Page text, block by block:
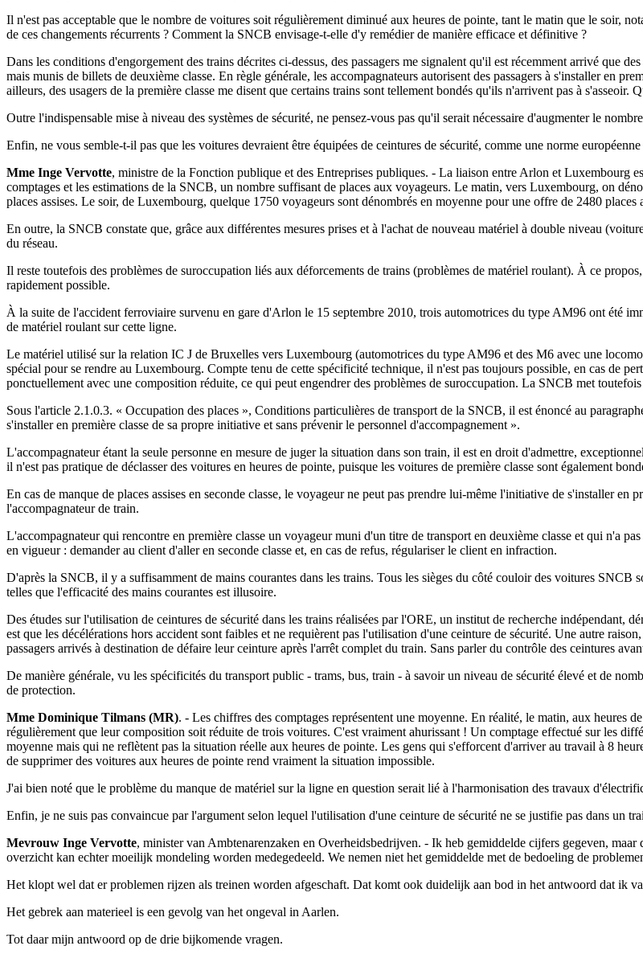
Il n'est pas acceptable que le nombre de voitures soit régulièrement diminué aux heures de pointe, tant le matin que le soir,
de ces changements récurrents ? Comment la SNCB envisage-t-elle d'y remédier de manière efficace et définitive ?
Dans les conditions d'engorgement des trains décrites ci-dessus, des passagers me signalent qu'il est récemment arrivé que
mais munis de billets de deuxième classe. En règle générale, les accompagnateurs autorisent des passagers à s'installer en
ailleurs, des usagers de la première classe me disent que certains trains sont tellement bondés qu'ils n'arrivent pas à s'asseoir.
Outre l'indispensable mise à niveau des systèmes de sécurité, ne pensez-vous pas qu'il serait nécessaire d'augmenter le
Enfin, ne vous semble-t-il pas que les voitures devraient être équipées de ceintures de sécurité, comme une norme
Mme Inge Vervotte, ministre de la Fonction publique et des Entreprises publiques. - La liaison entre Arlon et Luxembourg
comptages et les estimations de la SNCB, un nombre suffisant de places aux voyageurs. Le matin, vers Luxembourg, on
places assises. Le soir, de Luxembourg, quelque 1750 voyageurs sont dénombrés en moyenne pour une offre de 2480 places
En outre, la SNCB constate que, grâce aux différentes mesures prises et à l'achat de nouveau matériel à double niveau
du réseau.
Il reste toutefois des problèmes de suroccupation liés aux déforcements de trains (problèmes de matériel roulant). À ce
rapidement possible.
À la suite de l'accident ferroviaire survenu en gare d'Arlon le 15 septembre 2010, trois automotrices du type AM96 ont été
de matériel roulant sur cette ligne.
Le matériel utilisé sur la relation IC J de Bruxelles vers Luxembourg (automotrices du type AM96 et des M6 avec une
spécial pour se rendre au Luxembourg. Compte tenu de cette spécificité technique, il n'est pas toujours possible, en cas de
ponctuellement avec une composition réduite, ce qui peut engendrer des problèmes de suroccupation. La SNCB met
Sous l'article 2.1.0.3. « Occupation des places », Conditions particulières de transport de la SNCB, il est énoncé au
s'installer en première classe de sa propre initiative et sans prévenir le personnel d'accompagnement ».
L'accompagnateur étant la seule personne en mesure de juger la situation dans son train, il est en droit d'admettre,
il n'est pas pratique de déclasser des voitures en heures de pointe, puisque les voitures de première classe sont également
En cas de manque de places assises en seconde classe, le voyageur ne peut pas prendre lui-même l'initiative de s'installer en
l'accompagnateur de train.
L'accompagnateur qui rencontre en première classe un voyageur muni d'un titre de transport en deuxième classe et qui n'a
en vigueur : demander au client d'aller en seconde classe et, en cas de refus, régulariser le client en infraction.
D'après la SNCB, il y a suffisamment de mains courantes dans les trains. Tous les sièges du côté couloir des voitures SNCB
telles que l'efficacité des mains courantes est illusoire.
Des études sur l'utilisation de ceintures de sécurité dans les trains réalisées par l'ORE, un institut de recherche indépendant,
est que les décélérations hors accident sont faibles et ne requièrent pas l'utilisation d'une ceinture de sécurité. Une autre
passagers arrivés à destination de défaire leur ceinture après l'arrêt complet du train. Sans parler du contrôle des ceintures
De manière générale, vu les spécificités du transport public - trams, bus, train - à savoir un niveau de sécurité élevé et de
de protection.
Mme Dominique Tilmans (MR). - Les chiffres des comptages représentent une moyenne. En réalité, le matin, aux heures
régulièrement que leur composition soit réduite de trois voitures. C'est vraiment ahurissant ! Un comptage effectué sur les
moyenne mais qui ne reflètent pas la situation réelle aux heures de pointe. Les gens qui s'efforcent d'arriver au travail à 8
de supprimer des voitures aux heures de pointe rend vraiment la situation impossible.
J'ai bien noté que le problème du manque de matériel sur la ligne en question serait lié à l'harmonisation des travaux
Enfin, je ne suis pas convaincue par l'argument selon lequel l'utilisation d'une ceinture de sécurité ne se justifie pas dans un
Mevrouw Inge Vervotte, minister van Ambtenarenzaken en Overheidsbedrijven. - Ik heb gemiddelde cijfers gegeven,
overzicht kan echter moeilijk mondeling worden medegedeeld. We nemen niet het gemiddelde met de bedoeling de
Het klopt wel dat er problemen rijzen als treinen worden afgeschaft. Dat komt ook duidelijk aan bod in het antwoord dat ik
Het gebrek aan materieel is een gevolg van het ongeval in Aarlen.
Tot daar mijn antwoord op de drie bijkomende vragen.